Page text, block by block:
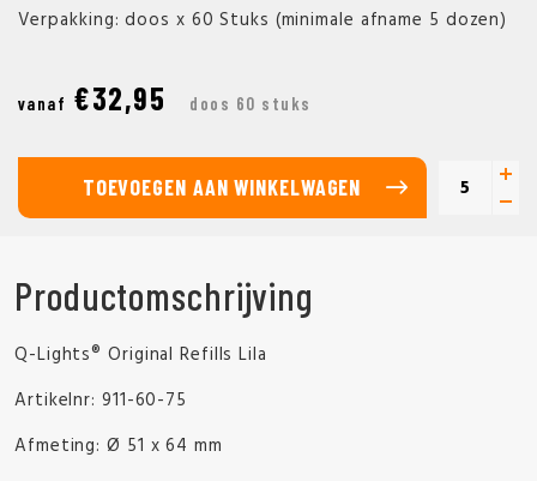
Verpakking: doos x 60 Stuks (minimale afname 5 dozen)
vanaf €32,95 doos 60 stuks
TOEVOEGEN AAN WINKELWAGEN
Productomschrijving
Q-Lights® Original Refills Lila
Artikelnr: 911-60-75
Afmeting: Ø 51 x 64 mm